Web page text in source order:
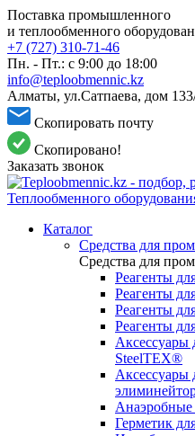
Поставка промышленного
и теплообменного
+7 (727) 310-71-46
Пн. - Пт.: с 9:00 до 18:00
info@teploobmennic.kz
Алматы, ул.Сатпаева, дом
Скопировать почту
Скопировано!
Заказать звонок
Каталог
Средства для
Средства для
Реагенты
Реагенты
Реагенты
Реагенты
Аксессуары
SteelTEX®
Аксессуары
Анаэробные
Герметик